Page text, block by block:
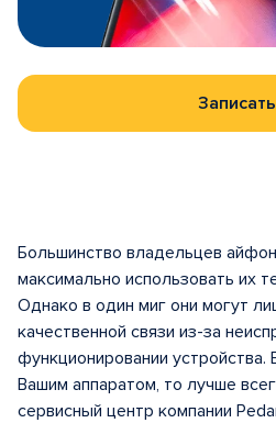
Большинство владельцев
максимально использовать их
Однако в один миг они могут
качественной связи из-за
функционировании
Вашим аппаратом, то лучше
сервисный центр компании